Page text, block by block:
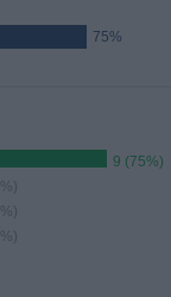
75%
9 (75%)